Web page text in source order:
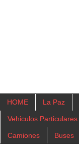
HOME La Paz
Vehiculos Particulares
Camiones Buses